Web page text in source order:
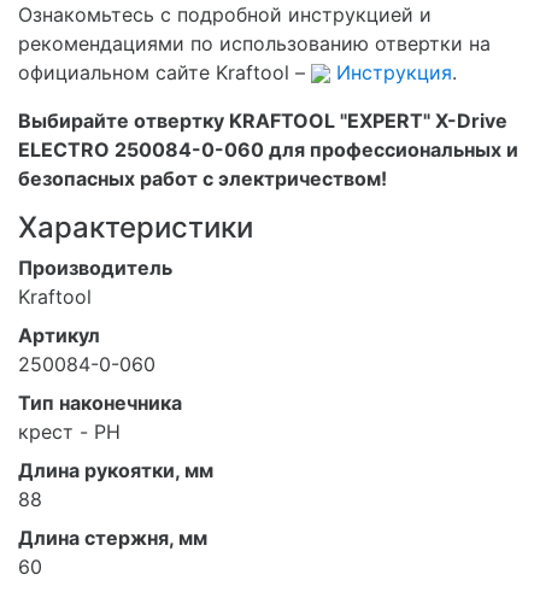
Ознакомьтесь с подробной инструкцией и
рекомендациями по использованию отвертки на
официальном сайте Kraftool –
Инструкция.
Выбирайте отвертку KRAFTOOL "EXPERT" X-Drive
ELECTRO 250084-0-060 для профессиональных и
безопасных работ с электричеством!
Характеристики
Производитель
Kraftool
Артикул
250084-0-060
Тип наконечника
крест - PH
Длина рукоятки, мм
88
Длина стержня, мм
60